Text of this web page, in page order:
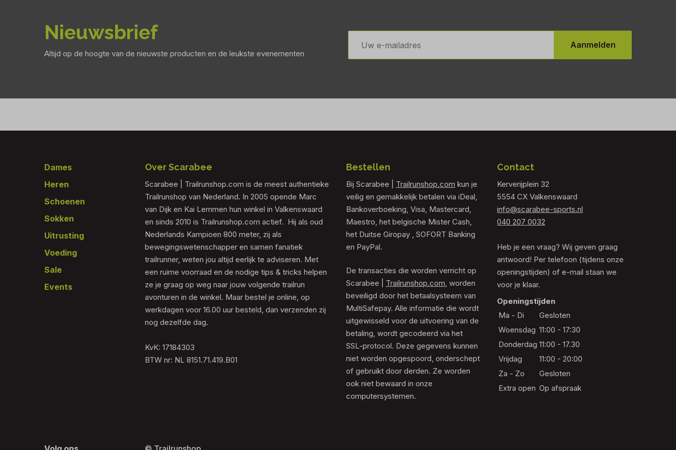
Nieuwsbrief
Altijd op de hoogte van de nieuwste producten en de leukste evenementen
E-
mailadres
Aanmelden
Footer
Dames
Heren
Schoenen
Sokken
Uitrusting
Voeding
Sale
Events
Over Scarabee
Scarabee | Trailrunshop.com is de meest authentieke
Trailrunshop van Nederland. In 2005 opende Marc
van Dijk en Kai Lemmen hun winkel in Valkenswaard
en sinds 2010 is Trailrunshop.com actief. Hij als oud
Nederlands Kampioen 800 meter, zij als
bewegingswetenschapper en samen fanatiek
trailrunner, weten jou altijd eerlijk te adviseren. Met
een ruime voorraad en de nodige tips & tricks helpen
ze je graag op weg naar jouw volgende trailrun
avonturen in de winkel. Maar bestel je online, op
werkdagen voor 16.00 uur besteld, dan verzenden zij
nog dezelfde dag.
KvK: 17184303
BTW nr: NL 8151.71.419.B01
Bestellen
Bij Scarabee | Trailrunshop.com kun je
veilig en gemakkelijk betalen via iDeal,
Bankoverboeking, Visa, Mastercard,
Maestro, het belgische Mister Cash,
het Duitse Giropay , SOFORT Banking
en PayPal.
De transacties die worden verricht op
Scarabee | Trailrunshop.com, worden
beveiligd door het betaalsysteem van
MultiSafepay. Alle informatie die wordt
uitgewisseld voor de uitvoering van de
betaling, wordt gecodeerd via het
SSL-protocol. Deze gegevens kunnen
niet worden opgespoord, onderschept
of gebruikt door derden. Ze worden
ook niet bewaard in onze
computersystemen.
Contact
Kerverijplein 32
5554 CX Valkenswaard
info@scarabee-sports.nl
040 207 0032
Heb je een vraag? Wij geven graag
antwoord! Per telefoon (tijdens onze
openingstijden) of e-mail staan we
voor je klaar.
Openingstijden
Ma - Di
Gesloten
Woensdag 11:00 - 17:30
Donderdag 11:00 - 17.30
Vrijdag
11:00 - 20:00
Za - Zo
Gesloten
Extra open Op afspraak